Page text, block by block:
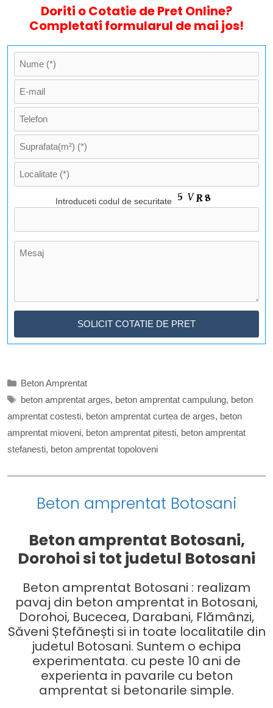
Doriti o Cotatie de Pret Online?
Completati formularul de mai jos!
Introduceti codul de securitate
Categorii
Beton Amprentat
Etichete
beton amprentat arges, beton amprentat campulung, beton
amprentat costesti, beton amprentat curtea de arges, beton
amprentat mioveni, beton amprentat pitesti, beton amprentat
stefanesti, beton amprentat topoloveni
Beton amprentat Botosani
Beton amprentat Botosani,
Dorohoi si tot judetul Botosani
Beton amprentat Botosani : realizam
pavaj din beton amprentat in Botosani,
Dorohoi, Bucecea, Darabani, Flămânzi,
Săveni Ștefănești si in toate localitatile din
judetul Botosani. Suntem o echipa
experimentata. cu peste 10 ani de
experienta in pavarile cu beton
amprentat si betonarile simple.